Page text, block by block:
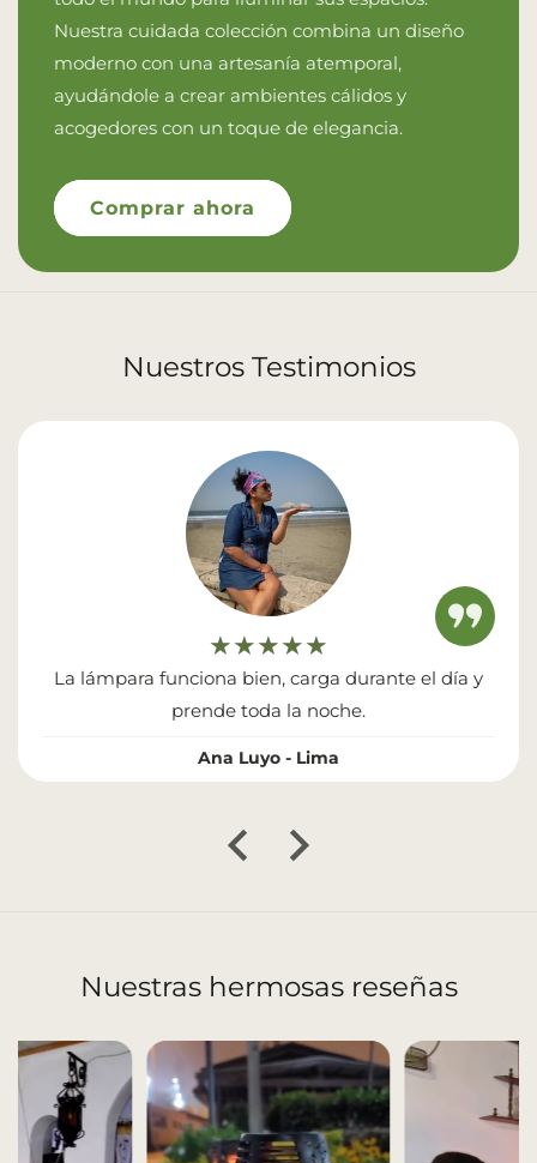
Nuestra cuidada colección combina un diseño
moderno con una artesanía atemporal,
ayudándole a crear ambientes cálidos y
acogedores con un toque de elegancia.
Comprar ahora
Nuestros Testimonios
carga durante el día y
- Lima
Por el precio, están
iluminación, pero
Nuestras hermosas reseñas